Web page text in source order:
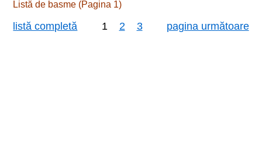
Listă de basme (Pagina 1)
listă completă pagina următoare
1 2 3